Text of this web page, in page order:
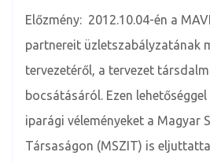
Előzmény: 2012.10.04-én a
partnereit üzletszabályzatának
tervezetéről, a tervezet
bocsátásáról. Ezen
iparági véleményeket a Magyar
Társaságon (MSZIT) is